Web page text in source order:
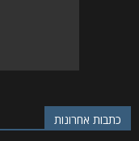
כתבות אחרונות